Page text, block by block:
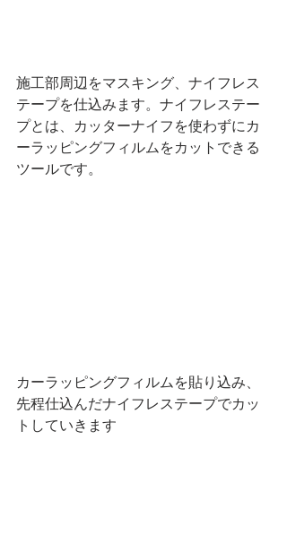
施工部周辺をマスキング、ナイフレス
テープを仕込みます。ナイフレステー
プとは、カッターナイフを使わずにカ
ーラッピングフィルムをカットできる
ツールです。
カーラッピングフィルムを貼り込み、
先程仕込んだナイフレステープでカッ
トしていきます